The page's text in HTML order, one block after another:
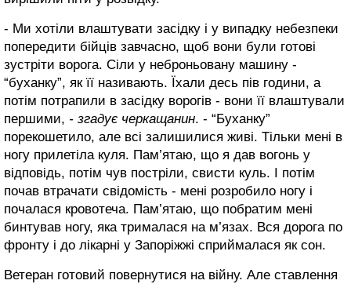
- Ми хотіли влаштувати засідку і у випадку небезпеки
попередити бійців завчасно, щоб вони були готові
зустріти ворога. Сіли у неброньовану машину -
“буханку”, як її називають. Їхали десь пів години, а
потім потрапили в засідку ворогів - вони її влаштували
першими, - згадує черкащанин. - “Буханку”
порекошетило, але всі залишилися живі. Тільки мені в
ногу прилетіла куля. Пам’ятаю, що я дав вогонь у
відповідь, потім чув постріли, свисти куль. І потім
почав втрачати свідомість - мені розробило ногу і
почалася кровотеча. Пам’ятаю, що побратим мені
бинтував ногу, яка трималася на м’язах. Вся дорога по
фронту і до лікарні у Запоріжжі сприймалася як сон.
Ветеран готовий повернутися на війну. Але ставлення